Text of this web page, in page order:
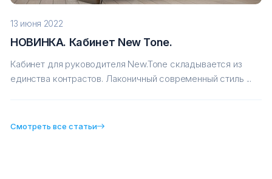
Смотреть все статьи
13 июня 2022
НОВИНКА. Кабинет New Tone.
Кабинет для руководителя New.Tone складывается из
единства контрастов. Лаконичный современный стиль ...